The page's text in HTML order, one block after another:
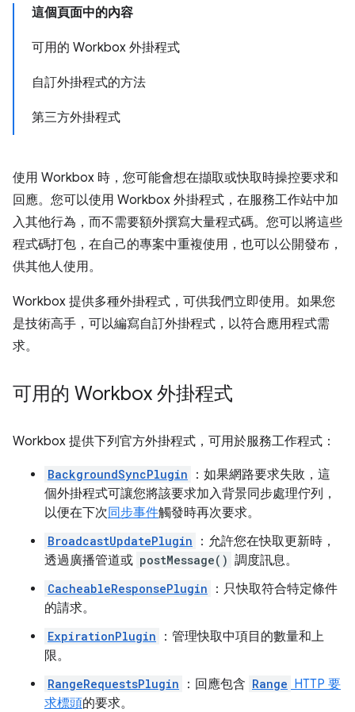
這個頁面中的內容
可用的 Workbox 外掛程式
自訂外掛程式的方法
第三方外掛程式
使用 Workbox 時，您可能會想在擷取或快取時操控要求和
回應。您可以使用 Workbox 外掛程式，在服務工作站中加
入其他行為，而不需要額外撰寫大量程式碼。您可以將這些
程式碼打包，在自己的專案中重複使用，也可以公開發布，
供其他人使用。
Workbox 提供多種外掛程式，可供我們立即使用。如果您
是技術高手，可以編寫自訂外掛程式，以符合應用程式需
求。
可用的 Workbox 外掛程式
Workbox 提供下列官方外掛程式，可用於服務工作程式：
BackgroundSyncPlugin
：如果網路要求失敗，這
個外掛程式可讓您將該要求加入背景同步處理佇列，
以便在下次同步事件觸發時再次要求。
BroadcastUpdatePlugin
：允許您在快取更新時，
透過廣播管道或 postMessage() 調度訊息。
CacheableResponsePlugin
：只快取符合特定條件
的請求。
ExpirationPlugin
：管理快取中項目的數量和上
限。
RangeRequestsPlugin ：回應包含 Range HTTP 要
求標頭的要求。